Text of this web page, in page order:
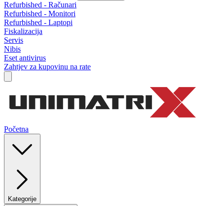
Refurbished - Računari
Refurbished - Monitori
Refurbished - Laptopi
Fiskalizacija
Servis
Nibis
Eset antivirus
Zahtjev za kupovinu na rate
Početna
Kategorije